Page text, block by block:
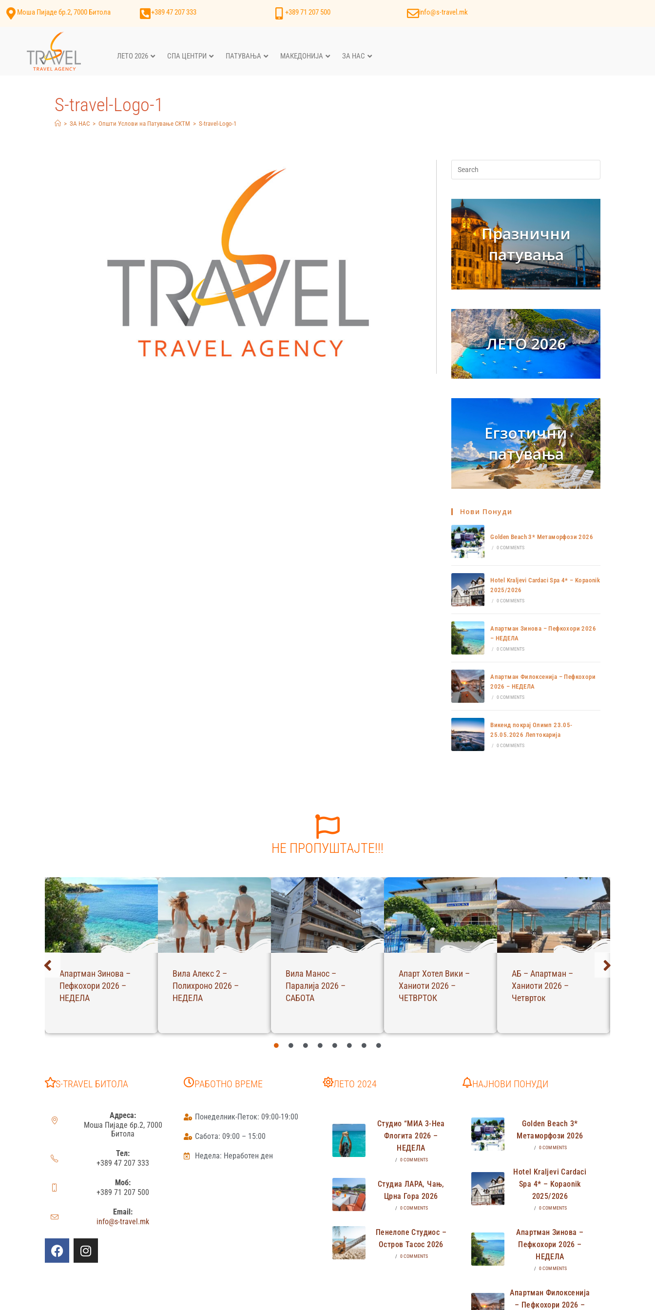
Моша Пијаде бр.2, 7000 Битола +389 47 207 333 +389 71 207 500 info@s-travel.mk
ЛЕТО 2026 СПА ЦЕНТРИ ПАТУВАЊА МАКЕДОНИЈА ЗА НАС
S-travel-Logo-1
> ЗА НАС > Општи Услови на Патување СКТМ > S-travel-Logo-1
Празнични
патувања
ЛЕТО 2026
Егзотични
патувања
Нови Понуди
Golden Beach 3* Метаморфози 2026
/ 0 COMMENTS
Hotel Kraljevi Cardaci Spa 4* – Kopaonik
2025/2026
/ 0 COMMENTS
Апартман Зинова – Пефкохори 2026
– НЕДЕЛА
/ 0 COMMENTS
Апартман Филоксенија – Пефкохори
2026 – НЕДЕЛА
/ 0 COMMENTS
Викенд покрај Олимп 23.05-
25.05.2026 Лептокарија
/ 0 COMMENTS
НЕ ПРОПУШТАЈТЕ!!!
Апартман Зинова –
Пефкохори 2026 –
НЕДЕЛА
Вила Алекс 2 –
Полихроно 2026 –
НЕДЕЛА
Вила Манос –
Паралија 2026 –
САБОТА
Апарт Хотел Вики –
Ханиоти 2026 –
ЧЕТВРТОК
АБ – Апартман –
Ханиоти 2026 –
Четврток
S-TRAVEL БИТОЛА
Адреса:
Моша Пијаде бр.2, 7000
Битола
Тел:
+389 47 207 333
Моб:
+389 71 207 500
Email:
info@s-travel.mk
РАБОТНО ВРЕМЕ
Понеделник-Петок: 09:00-19:00
Сабота: 09:00 – 15:00
Недела: Неработен ден
ЛЕТО 2024
Студио “МИА 3-Неа
Флогита 2026 –
НЕДЕЛА
/ 0 COMMENTS
Студиа ЛАРА, Чањ,
Црна Гора 2026
/ 0 COMMENTS
Пенелопе Студиос –
Остров Тасос 2026
/ 0 COMMENTS
НАЈНОВИ ПОНУДИ
Golden Beach 3*
Метаморфози 2026
/ 0 COMMENTS
Hotel Kraljevi Cardaci
Spa 4* – Kopaonik
2025/2026
/ 0 COMMENTS
Апартман Зинова –
Пефкохори 2026 –
НЕДЕЛА
/ 0 COMMENTS
Апартман Филоксенија
– Пефкохори 2026 –